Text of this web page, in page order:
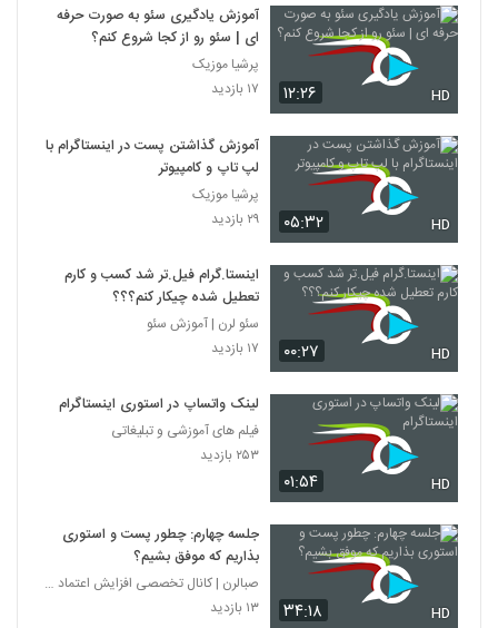
۱۲:۲۶ HD
آموزش یادگیری سئو به صورت حرفه
ای | سئو رو از کجا شروع کنم؟
پرشیا موزیک
۱۷ بازدید
۰۵:۳۲ HD
آموزش گذاشتن پست در اینستاگرام با
لپ تاپ و کامپیوتر
پرشیا موزیک
۲۹ بازدید
۰۰:۲۷ HD
اینستا.گرام فیل.تر شد کسب و کارم
تعطیل شده چیکار کنم؟؟؟
سئو لرن | آموزش سئو
۱۷ بازدید
۰۱:۵۴ HD
لینک واتساپ در استوری اینستاگرام
فیلم های آموزشی و تبلیغاتی
۲۵۳ بازدید
۳۴:۱۸ HD
جلسه چهارم: چطور پست و استوری
بذاریم که موفق بشیم؟
صبالرن | کانال تخصصی افزایش اعتماد به نفس
۱۳ بازدید